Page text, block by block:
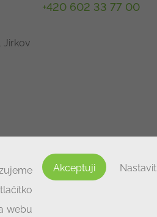
Jirkov
+420 602 33 77 00
webu
Akceptuji Nastavit